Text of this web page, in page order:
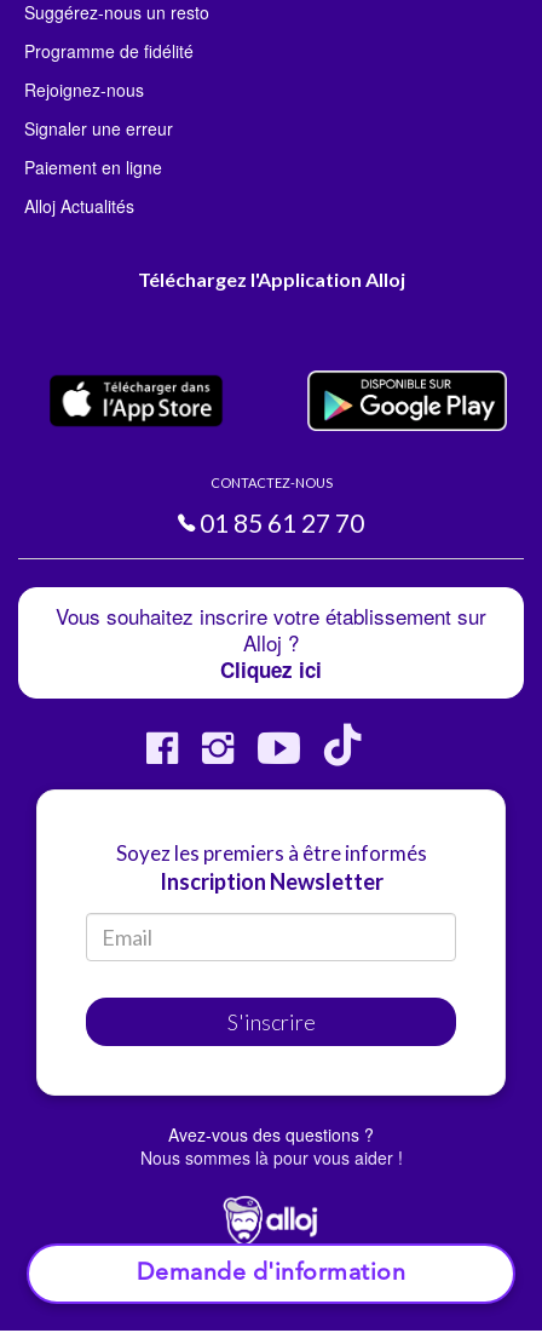
Demande d'information
Suggérez-nous un resto
Programme de fidélité
Rejoignez-nous
Signaler une erreur
Paiement en ligne
Alloj Actualités
Téléchargez l'Application Alloj
CONTACTEZ-NOUS
01 85 61 27 70
Vous souhaitez inscrire votre établissement sur
Alloj ?
Cliquez ici
Soyez les premiers à être informés
Inscription Newsletter
S'inscrire
Avez-vous des questions ?
Nous sommes là pour vous aider !
© Alloj.2022 Tous droits réservés